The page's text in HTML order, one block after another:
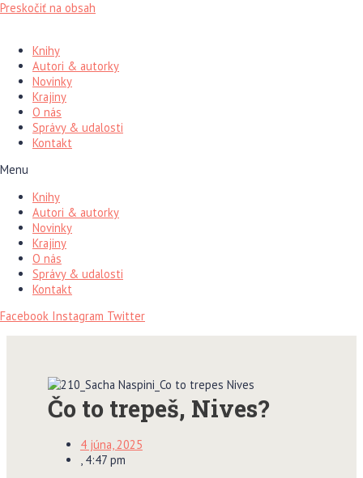
Preskočiť na obsah
Knihy
Autori & autorky
Novinky
Krajiny
O nás
Správy & udalosti
Kontakt
Menu
Knihy
Autori & autorky
Novinky
Krajiny
O nás
Správy & udalosti
Kontakt
Facebook Instagram Twitter
Čo to trepeš, Nives?
4 júna, 2025
4:47 pm